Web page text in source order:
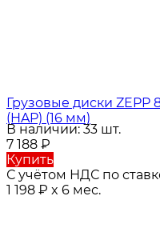
Грузовые диски ZEPP
(HAP) (16 мм)
В наличии: 33 шт.
7 188 ₽
Купить
С учётом НДС по
1 198 ₽ x 6 мес.